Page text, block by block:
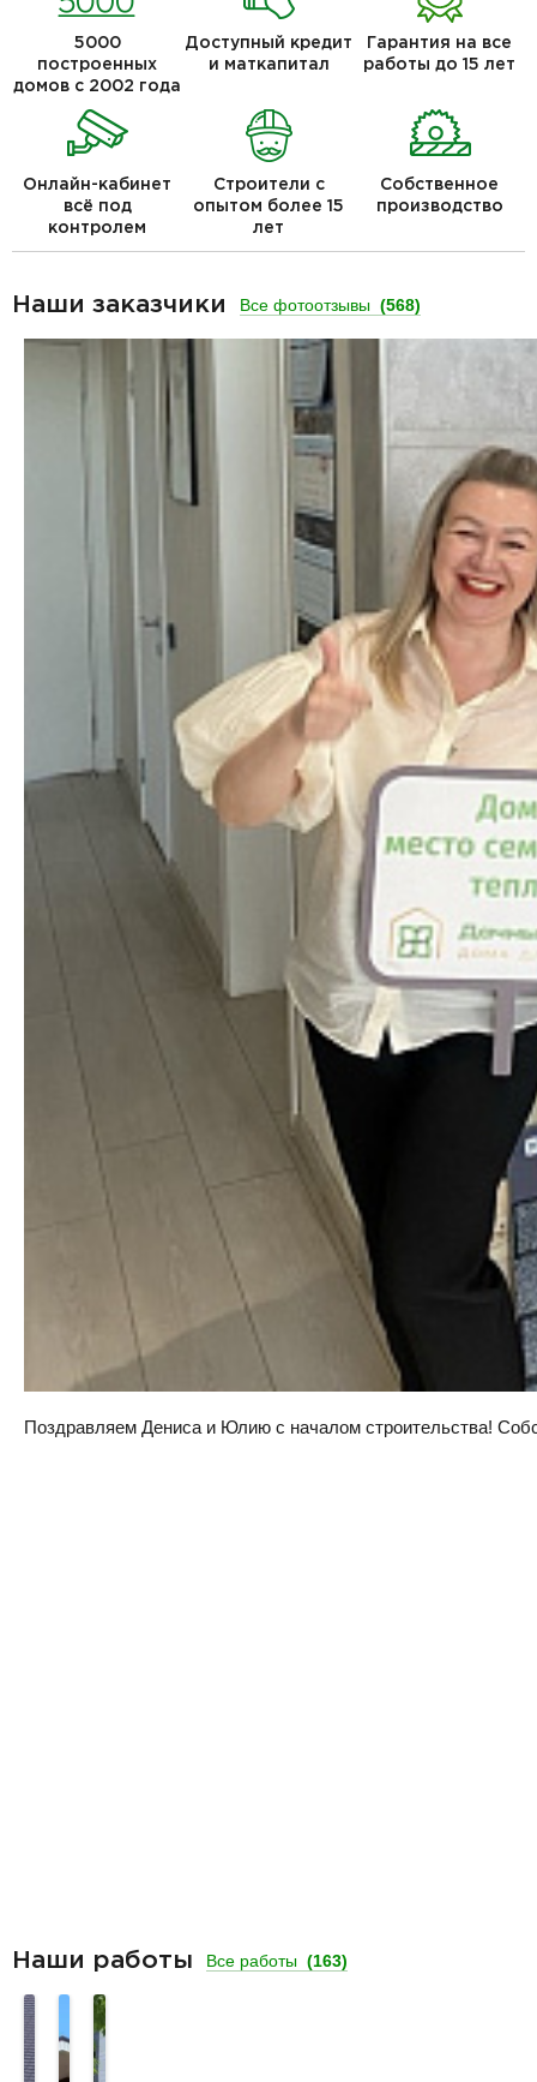
5000
построенных
домов с 2002 года
Доступный кредит
и маткапитал
Гарантия на все
работы до 15 лет
Онлайн-кабинет
всё под
контролем
Строители с
опытом более 15
лет
Собственное
производство
Наши заказчики Все фотоотзывы (568)
Поздравляем Дениса и Юлию с началом строительства!
Наши работы Все работы (163)